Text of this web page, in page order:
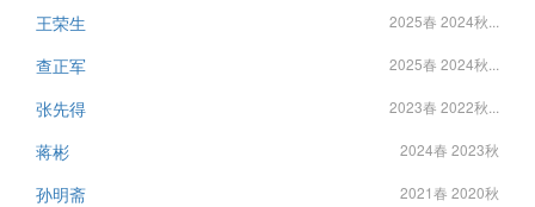
王荣生 2025春 2024秋...
查正军 2025春 2024秋...
张先得 2023春 2022秋...
蒋彬 2024春 2023秋
孙明斋 2021春 2020秋